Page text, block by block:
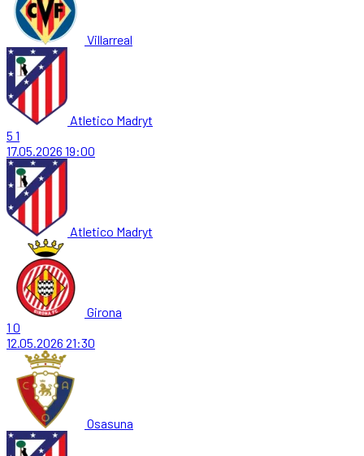
Villarreal
Atletico Madryt
5 1
17.05.2026 19:00
Atletico Madryt
Girona
1 0
12.05.2026 21:30
Osasuna